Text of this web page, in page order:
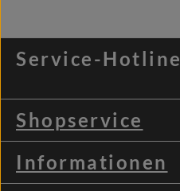
Service-Hotline
Shopservice
Informationen